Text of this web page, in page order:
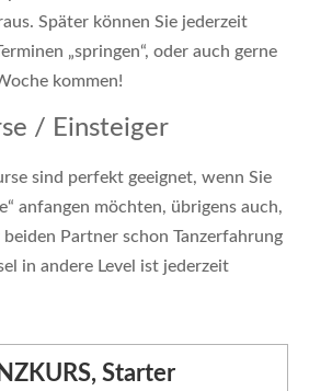
Später können Sie jederzeit
„springen“, oder auch gerne
kommen!
/ Einsteiger
sind perfekt geeignet, wenn Sie
anfangen möchten, übrigens auch,
Partner schon Tanzerfahrung
in andere Level ist jederzeit
Starter